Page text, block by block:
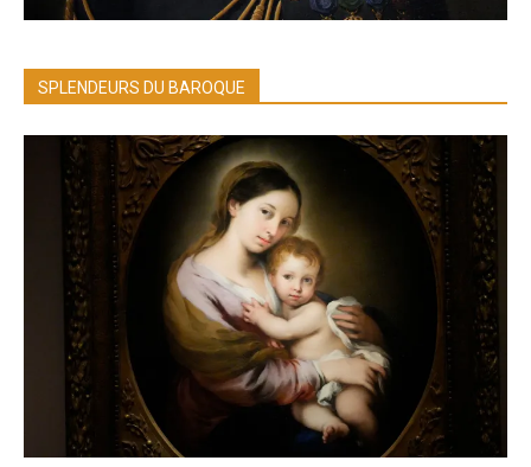
SPLENDEURS DU BAROQUE